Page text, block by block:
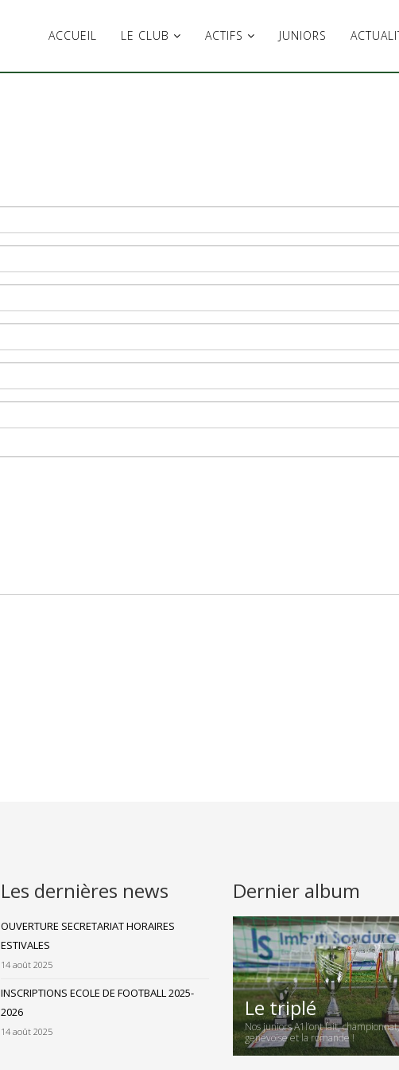
ACCUEIL LE CLUB ACTIFS JUNIORS
Les dernières news
OUVERTURE SECRETARIAT HORAIRES
ESTIVALES
14 août 2025
INSCRIPTIONS ECOLE DE FOOTBALL 2025-
2026
14 août 2025
Dernier album
Le triplé
Nos juniors A1l’ont fait,
genevoise et la romande !